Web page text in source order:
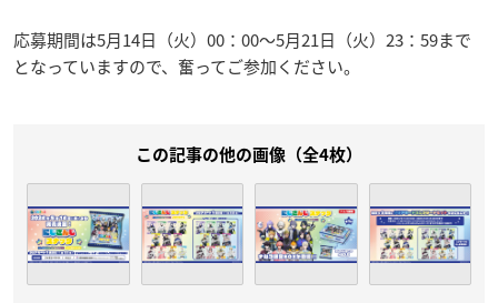
応募期間は5月14日（火）00：00〜5月21日（火）23：59まで
となっていますので、奮ってご参加ください。
この記事の他の画像（全4枚）